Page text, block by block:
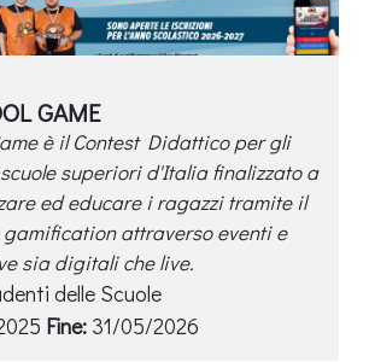
GAME
è il Contest Didattico per gli
superiori d'Italia finalizzato a
ed educare i ragazzi tramite il
gamification attraverso eventi e
sia digitali che live.
delle Scuole
Fine: 31/05/2026